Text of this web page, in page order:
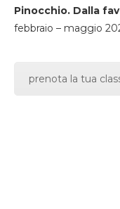
Pinocchio. Dalla
febbraio – maggio
prenota la tua